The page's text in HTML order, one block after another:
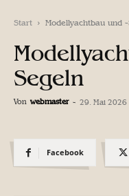
Start Modellyachtbau und
Segeln
Von webmaster - 29. Mai 2026
Facebook